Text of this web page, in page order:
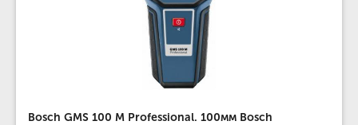
Bosch GMS 100 M Professional. 100мм Bosch